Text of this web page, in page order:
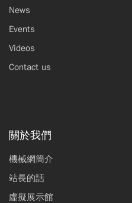
News
Events
Videos
Contact us
關於我們
機械網簡介
站長的話
虛擬展示館